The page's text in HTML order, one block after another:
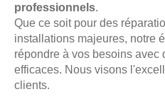
professionnels.
Que ce soit pour des
installations majeures, notre
répondre à vos besoins avec
efficaces. Nous visons
clients.